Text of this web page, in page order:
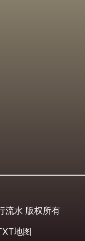
流水 版权所有
地图